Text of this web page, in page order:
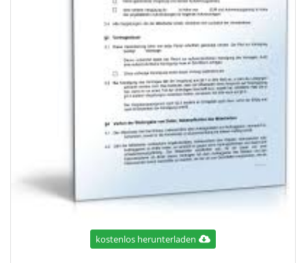
kostenlos herunterladen